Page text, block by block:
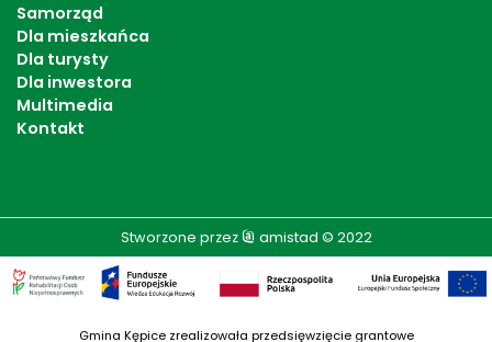
Samorząd
Dla mieszkańca
Dla turysty
Dla inwestora
Multimedia
Kontakt
Stworzone przez amistad © 2022
Gmina Kępice zrealizowała przedsięwzięcie grantowe